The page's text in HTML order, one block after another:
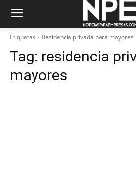
Etiquetas Residencia privada para mayores
Tag: residencia
mayores